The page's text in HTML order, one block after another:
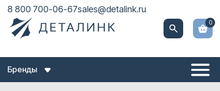
8 800 700-06-67sales@detalink.ru
0
Бренды